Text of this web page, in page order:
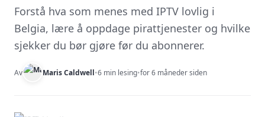
Forstå hva som menes med IPTV lovlig i
Belgia, lære å oppdage pirattjenester og hvilke
sjekker du bør gjøre før du abonnerer.
Av Maris Caldwell•6 min lesing•for 6 måneder siden